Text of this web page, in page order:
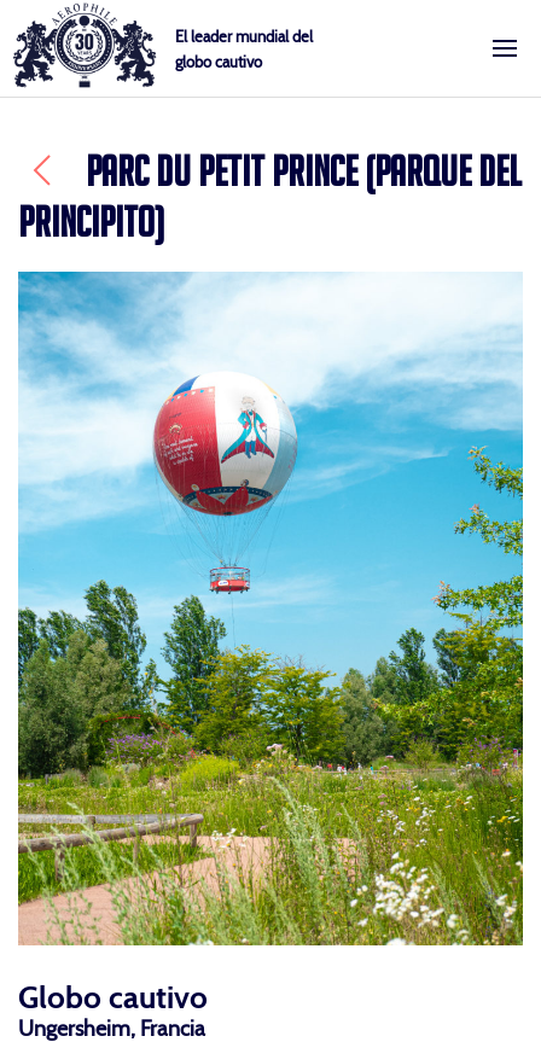
to
content
Aerophile
El leader mundial del
globo cautivo
PARC DU PETIT PRINCE (PARQUE DEL
PRINCIPITO)
Globo cautivo
Ungersheim, Francia
Cookies management panel